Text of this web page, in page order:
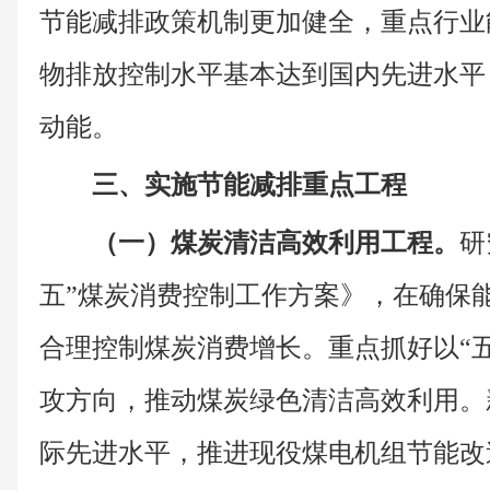
节能减排政策机制更加健全，重点行
物排放控制水平基本达到国内先进水
动能。
三、实施节能减排重点工程
（一）煤炭清洁高效利用工程。
五”煤炭消费控制工作方案》，在确保
合理控制煤炭消费增长。重点抓好以“
攻方向，推动煤炭绿色清洁高效利用
际先进水平，推进现役煤电机组节能